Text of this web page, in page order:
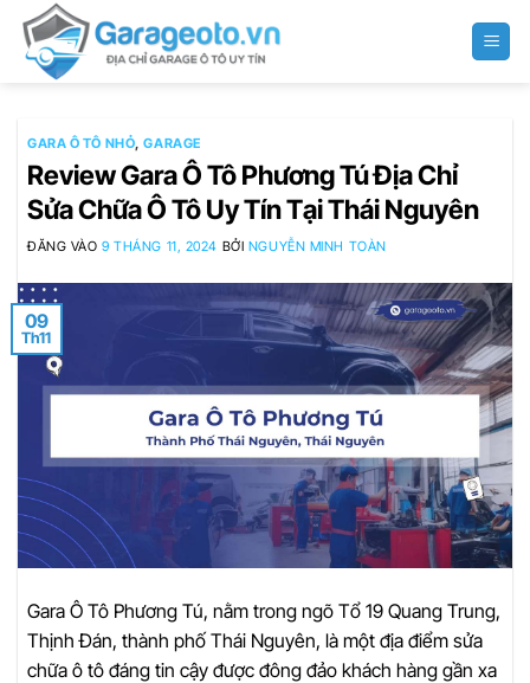
qua
GARA Ô TÔ NHỎ,GARAGE
Review Gara Ô Tô Phương Tú Địa Chỉ
Sửa Chữa Ô Tô Uy Tín Tại Thái Nguyên
ĐĂNG VÀO9 THÁNG 11, 2024 BỞI NGUYỄN MINH TOÀN
09
Th11
Gara Ô Tô Phương Tú, nằm trong ngõ Tổ 19 Quang Trung,
Thịnh Đán, thành phố Thái Nguyên, là một địa điểm sửa
chữa ô tô đáng tin cậy được đông đảo khách hàng gần xa